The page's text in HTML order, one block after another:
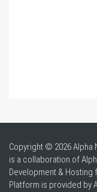
Copyright © 2026 Alpha
is a collaboration of
Development &
Platform is provided by